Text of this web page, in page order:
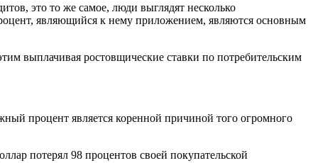
это то же самое, люди выглядят несколько
являющийся к нему приложением, являются основным
выплачивая ростовщические ставки по потребительским
процент является коренной причиной того огромного
потерял 98 процентов своей покупательской